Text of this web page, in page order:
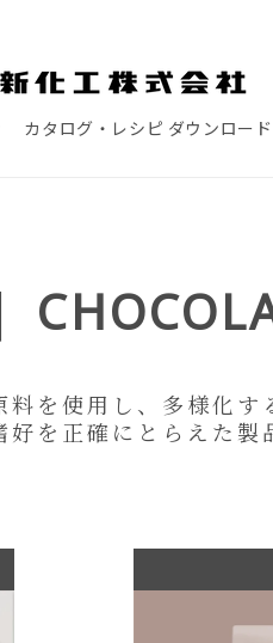
カタログ・レシピ ダウンロード
を使用し、多様化す
を正確にとらえた製